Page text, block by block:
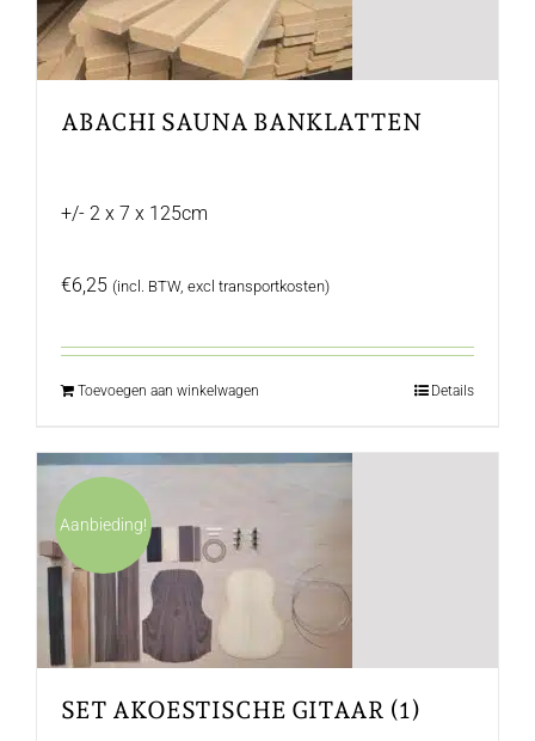
ABACHI SAUNA BANKLATTEN
+/- 2 x 7 x 125cm
€6,25 (incl. BTW, excl transportkosten)
Toevoegen aan winkelwagen Details
Aanbieding!
SET AKOESTISCHE GITAAR (1)